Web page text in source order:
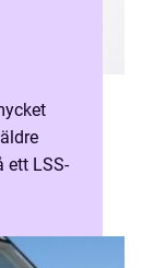
ett LSS-